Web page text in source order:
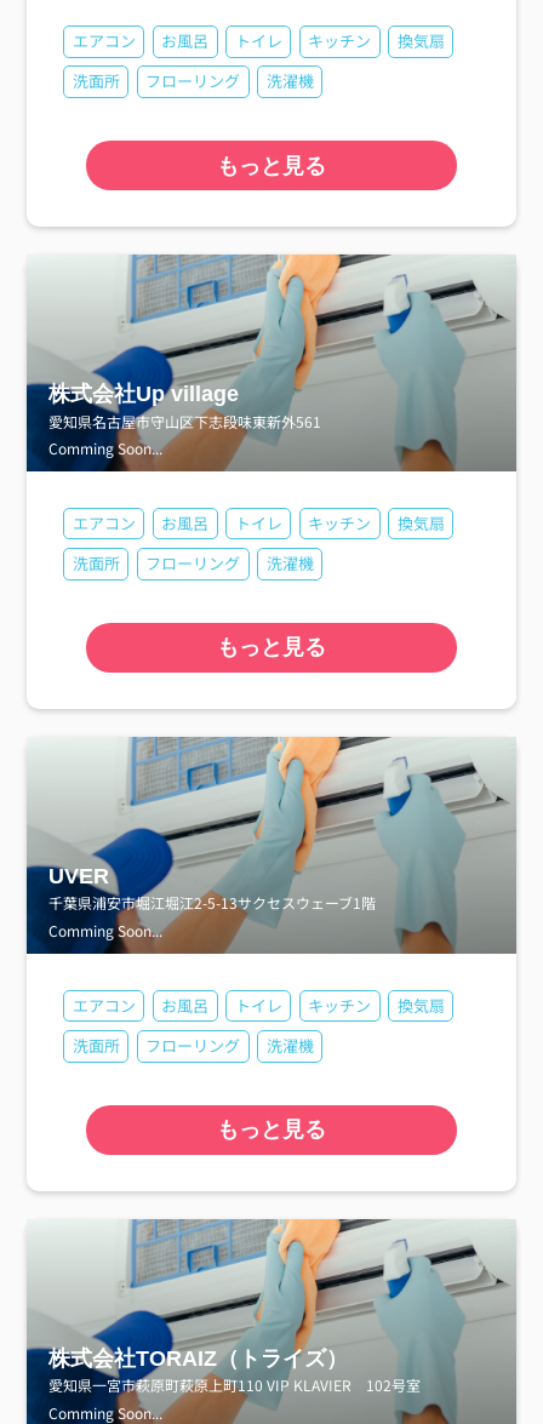
エアコン お風呂 トイレ キッチン
換気扇
洗面所
フローリング 洗濯機
もっと見る
株式会社Up village
愛知県名古屋市守山区下志段味東新外561
Comming Soon...
エアコン お風呂 トイレ キッチン
換気扇
洗面所
フローリング 洗濯機
もっと見る
UVER
千葉県浦安市堀江堀江2-5-13サクセスウェーブ1階
Comming Soon...
エアコン お風呂 トイレ キッチン
換気扇
洗面所
フローリング 洗濯機
もっと見る
株式会社TORAIZ（トライズ）
愛知県一宮市萩原町萩原上町110 VIP KLAVIER 102号室
Comming Soon...